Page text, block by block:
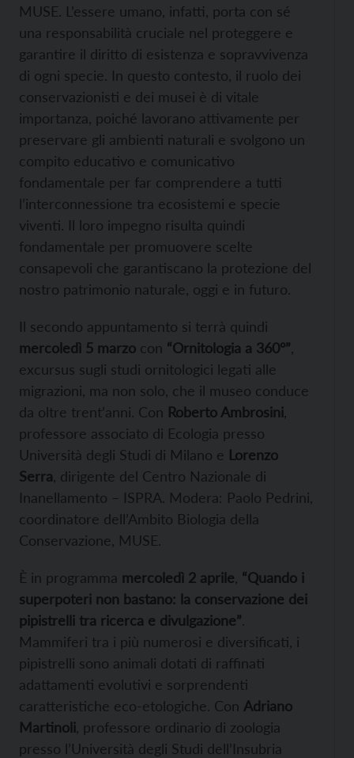
MUSE. L’essere umano, infatti, porta con sé
una responsabilità cruciale nel proteggere e
garantire il diritto di esistenza e sopravvivenza
di ogni specie. In questo contesto, il ruolo dei
conservazionisti e dei musei è di vitale
importanza, poiché lavorano attivamente per
preservare gli ambienti naturali e svolgono un
compito educativo e comunicativo
fondamentale per far comprendere a tutti
l’interconnessione tra ecosistemi e specie
viventi. Il loro impegno risulta quindi
fondamentale per promuovere scelte
consapevoli che garantiscano la protezione del
nostro patrimonio naturale, oggi e in futuro.
Il secondo appuntamento si terrà quindi
mercoledì 5 marzo con “Ornitologia a 360°”
excursus sugli studi ornitologici legati alle
migrazioni, ma non solo, che il museo conduce
da oltre trent’anni. Con Roberto Ambrosini
professore associato di Ecologia presso
Università degli Studi di Milano e Lorenzo
Serra , dirigente del Centro Nazionale di
Inanellamento – ISPRA. Modera: Paolo Pedrini,
coordinatore dell’Ambito Biologia della
Conservazione, MUSE.
È in programma mercoledì 2 aprile “Quando i
superpoteri non bastano: la conservazione dei
pipistrelli tra ricerca e divulgazione”.
Mammiferi tra i più numerosi e diversificati, i
pipistrelli sono animali dotati di raffinati
adattamenti evolutivi e sorprendenti
caratteristiche eco-etologiche. Con Adriano
Martinoli , professore ordinario di zoologia
presso l’Università degli Studi dell’Insubria